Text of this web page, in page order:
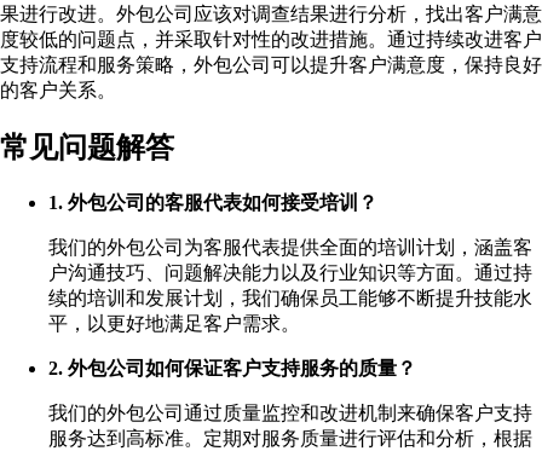
果进行改进。外包公司应该对调查结果进行分析，找出客户满意
度较低的问题点，并采取针对性的改进措施。通过持续改进客户
支持流程和服务策略，外包公司可以提升客户满意度，保持良好
的客户关系。
常见问题解答
1. 外包公司的客服代表如何接受培训？
我们的外包公司为客服代表提供全面的培训计划，涵盖客
户沟通技巧、问题解决能力以及行业知识等方面。通过持
续的培训和发展计划，我们确保员工能够不断提升技能水
平，以更好地满足客户需求。
2. 外包公司如何保证客户支持服务的质量？
我们的外包公司通过质量监控和改进机制来确保客户支持
服务达到高标准。定期对服务质量进行评估和分析，根据